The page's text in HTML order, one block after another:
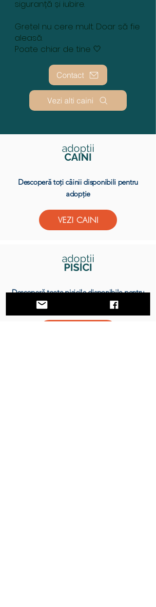
siguranță și iubire.
Gretel nu cere mult. Doar să fie
aleasă.
Poate chiar de tine 🤍
Contact
Vezi alti caini
adoptii
CAINI
Descoperă toți câinii disponibili pentru
adopție
VEZI CAINI
adoptii
PISICI
Descoperă toate pisicile disponibile pentru